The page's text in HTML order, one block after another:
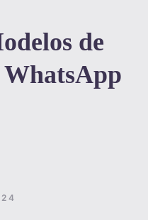
de
WhatsApp